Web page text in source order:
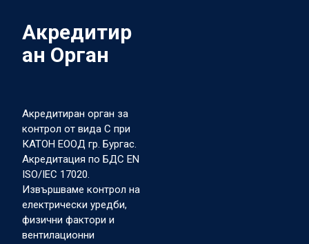
Акредитир
ан Орган
Акредитиран орган за
контрол от вида С при
КАТОН ЕООД гр. Бургас.
Акредитация по БДС EN
ISO/IEC 17020.
Извършваме контрол на
електрически уредби,
физични фактори и
вентилационни